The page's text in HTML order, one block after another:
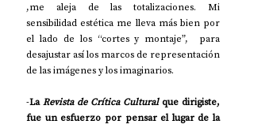
,me aleja de las totalizaciones. Mi
sensibilidad estética me lleva más bien por
el lado de los “cortes y montaje”,  para
desajustar así los marcos de representación
de las imágenes y los imaginarios.
-La Revista de Crítica Cultural que dirigiste,
fue un esfuerzo por pensar el lugar de la